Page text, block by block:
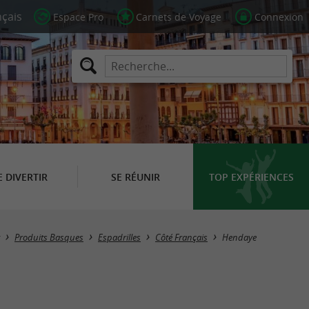
Espace Pro Carnets de Voyage Connexion
DIVERTIR SE RÉUNIR TOP EXPÉRIENCES
Masquer la carte
Produits Basques Espadrilles Côté Français Hendaye